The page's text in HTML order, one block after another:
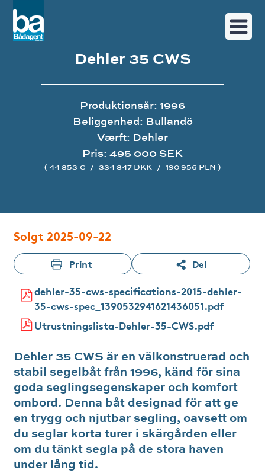
Dehler 35 CWS
Produktionsår: 1996
Beliggenhed: Bullandö
Værft: Dehler
Pris: 495 000 SEK
( 44 853 € / 334 847 DKK / 190 956 PLN )
Solgt 2025-09-22
Print Del
dehler-35-cws-specifications-2015-dehler-
35-cws-spec_1390532941621436051.pdf
Utrustningslista-Dehler-35-CWS.pdf
Dehler 35 CWS är en välkonstruerad och
stabil segelbåt från 1996, känd för sina
goda seglingsegenskaper och komfort
ombord. Denna båt designad för att ge
en trygg och njutbar segling, oavsett om
du seglar korta turer i skärgården eller
om du tänkt segla på de stora haven
under lång tid.